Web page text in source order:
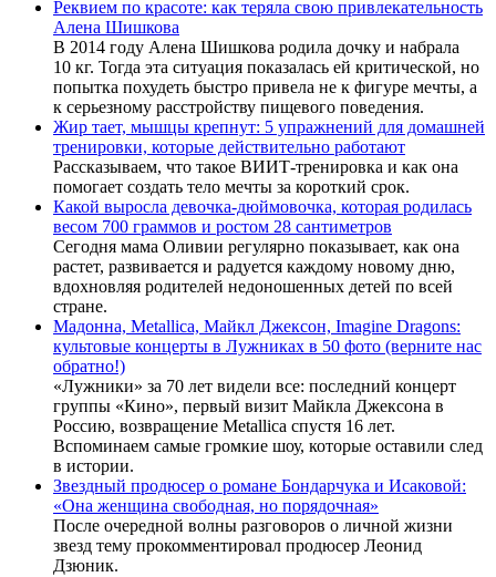
Реквием по красоте: как теряла свою привлекательность
Алена Шишкова
В 2014 году Алена Шишкова родила дочку и набрала
10 кг. Тогда эта ситуация показалась ей критической, но
попытка похудеть быстро привела не к фигуре мечты, а
к серьезному расстройству пищевого поведения.
Жир тает, мышцы крепнут: 5 упражнений для домашней
тренировки, которые действительно работают
Рассказываем, что такое ВИИТ-тренировка и как она
помогает создать тело мечты за короткий срок.
Какой выросла девочка-дюймовочка, которая родилась
весом 700 граммов и ростом 28 сантиметров
Сегодня мама Оливии регулярно показывает, как она
растет, развивается и радуется каждому новому дню,
вдохновляя родителей недоношенных детей по всей
стране.
Мадонна, Metallica, Майкл Джексон, Imagine Dragons:
культовые концерты в Лужниках в 50 фото (верните нас
обратно!)
«Лужники» за 70 лет видели все: последний концерт
группы «Кино», первый визит Майкла Джексона в
Россию, возвращение Metallica спустя 16 лет.
Вспоминаем самые громкие шоу, которые оставили след
в истории.
Звездный продюсер о романе Бондарчука и Исаковой:
«Она женщина свободная, но порядочная»
После очередной волны разговоров о личной жизни
звезд тему прокомментировал продюсер Леонид
Дзюник.